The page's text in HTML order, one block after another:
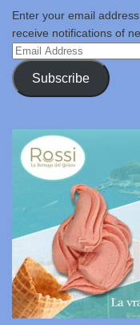
Enter your email
receive notifications of
Email
Address
Subscribe